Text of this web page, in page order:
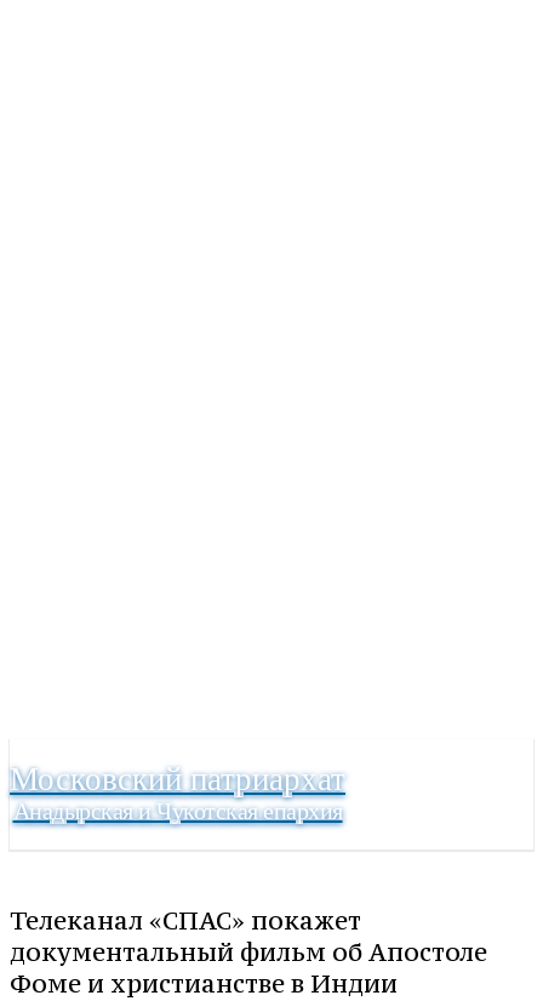
Московский патриархат
Анадырская и Чукотская епархия
Телеканал «СПАС» покажет
документальный фильм об Апостоле
Фоме и христианстве в Индии